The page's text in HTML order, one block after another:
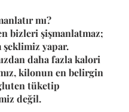
mı?
bizleri şişmanlatmaz;
şeklimiz yapar.
daha fazla kalori
kilonun en belirgin
tüketip
değil.